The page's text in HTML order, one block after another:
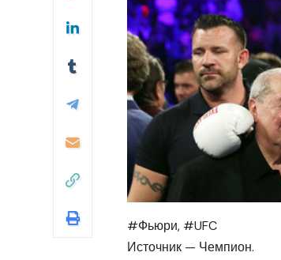
#Фьюри, #UFC
Источник — Чемпион.